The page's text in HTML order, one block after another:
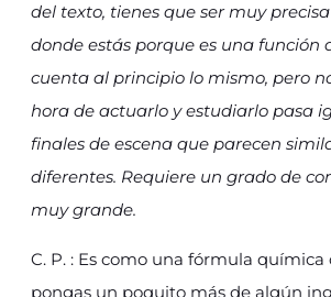
del texto, tienes que ser muy
donde estás porque es una función
cuenta al principio lo mismo, pero
hora de actuarlo y estudiarlo pasa
finales de escena que parecen
diferentes. Requiere un grado de
muy grande.
C. P. : Es como una fórmula
pongas un poquito más de algún